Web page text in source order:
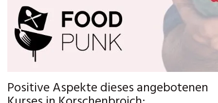
Positive Aspekte dieses angebotenen